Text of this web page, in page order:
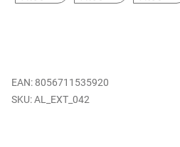
EAN: 8056711535920
AL_EXT_042